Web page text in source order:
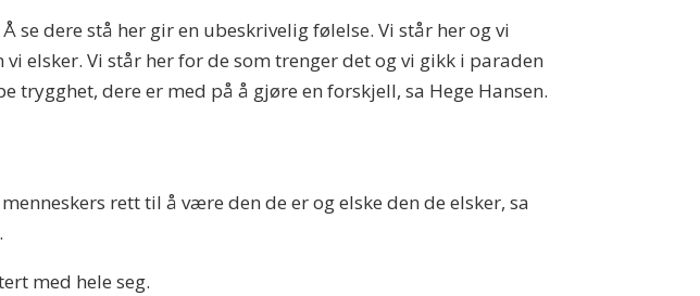
se dere stå her gir en ubeskrivelig følelse. Vi står her og vi
elsker. Vi står her for de som trenger det og vi gikk i paraden
trygghet, dere er med på å gjøre en forskjell, sa Hege Hansen.
rett til å være den de er og elske den de elsker, sa
med hele seg.